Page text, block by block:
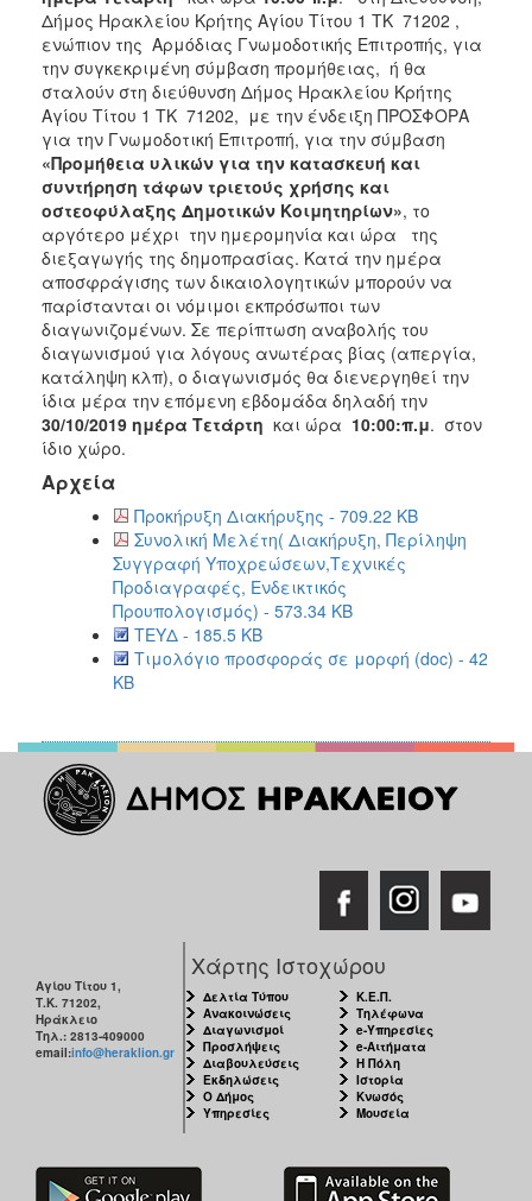
ΠΟΛΙΤΙΣΜΟΣ
ΑΝΘΕΚΤΙΚΗ
ΠΟΛΗ
Δήμος Ηρακλείου Κρήτης Αγίου Τίτου 1 ΤΚ 71202 ,
ενώπιον της Αρμόδιας Γνωμοδοτικής Επιτροπής, για
την συγκεκριμένη σύμβαση προμήθειας, ή θα
σταλούν στη διεύθυνση Δήμος Ηρακλείου Κρήτης
Αγίου Τίτου 1 ΤΚ 71202, με την ένδειξη ΠΡΟΣΦΟΡΑ
για την Γνωμοδοτική Επιτροπή, για την σύμβαση
«Προμήθεια υλικών για την κατασκευή και
συντήρηση τάφων τριετούς χρήσης και
οστεοφύλαξης Δημοτικών Κοιμητηρίων», το
αργότερο μέχρι την ημερομηνία και ώρα της
διεξαγωγής της δημοπρασίας. Κατά την ημέρα
αποσφράγισης των δικαιολογητικών μπορούν να
παρίστανται οι νόμιμοι εκπρόσωποι των
διαγωνιζομένων. Σε περίπτωση αναβολής του
διαγωνισμού για λόγους ανωτέρας βίας (απεργία,
κατάληψη κλπ), ο διαγωνισμός θα διενεργηθεί την
ίδια μέρα την επόμενη εβδομάδα δηλαδή την
30/10/2019 ημέρα Τετάρτη και ώρα 10:00:π.μ. στον
ίδιο χώρο.
Αρχεία
Προκήρυξη Διακήρυξης - 709.22 KB
Συνολική Μελέτη( Διακήρυξη, Περίληψη
Συγγραφή Υποχρεώσεων,Τεχνικές
Προδιαγραφές, Ενδεικτικός
Προυπολογισμός) - 573.34 KB
ΤΕΥΔ - 185.5 KB
Τιμολόγιο προσφοράς σε μορφή (doc) - 42
KB
Αγίου Τίτου 1,
Τ.Κ. 71202,
Ηράκλειο
Τηλ.: 2813-409000
email:info@heraklion.gr
Χάρτης Ιστοχώρου
Δελτία Τύπου
Ανακοινώσεις
Διαγωνισμοί
Προσλήψεις
Διαβουλεύσεις
Εκδηλώσεις
Ο Δήμος
Υπηρεσίες
Κ.Ε.Π.
Τηλέφωνα
e-Υπηρεσίες
e-Αιτήματα
Η Πόλη
Ιστορία
Κνωσός
Μουσεία